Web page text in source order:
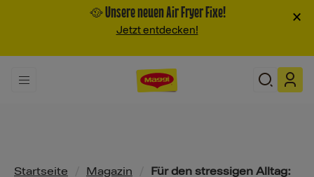
🥘 Unsere neuen Air Fryer Fixe!
Jetzt entdecken!
×
Pfadnavigation
Startseite Magazin
Für den stressigen Alltag: